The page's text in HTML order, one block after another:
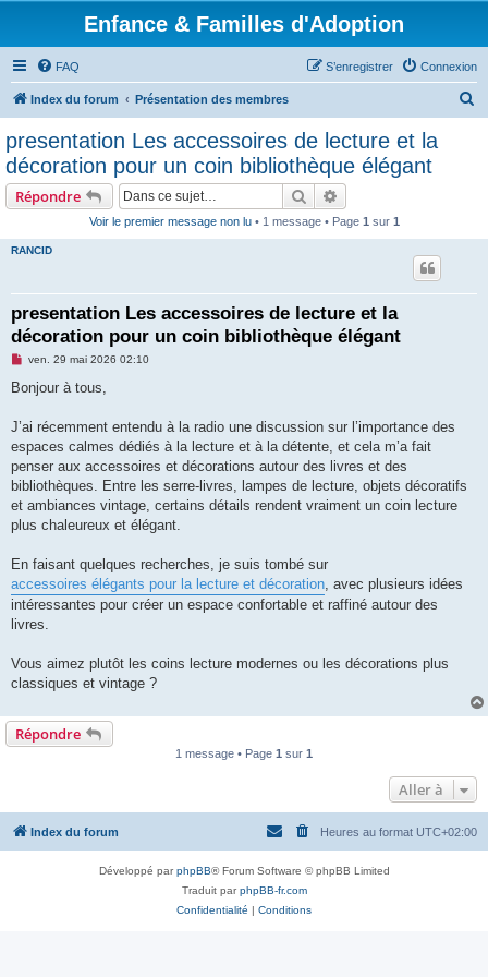
Enfance & Familles d'Adoption
FAQ Connexion
S’enregistrer
Index du forum Présentation des membres
presentation Les accessoires de lecture et la
décoration pour un coin bibliothèque élégant
Répondre Rechercher
Voir le premier message non lu• 1 message • Page 1 sur 1
RANCID
presentation Les accessoires de lecture et la
décoration pour un coin bibliothèque élégant
M
s
g
n
o
l
u
ven. 29 mai 2026 02:10
Bonjour à tous,
J’ai récemment entendu à la radio une discussion sur l’importance des
espaces calmes dédiés à la lecture et à la détente, et cela m’a fait
penser aux accessoires et décorations autour des livres et des
bibliothèques. Entre les serre-livres, lampes de lecture, objets décoratifs
et ambiances vintage, certains détails rendent vraiment un coin lecture
plus chaleureux et élégant.
En faisant quelques recherches, je suis tombé sur
accessoires élégants pour la lecture et décoration, avec plusieurs idées
intéressantes pour créer un espace confortable et raffiné autour des
livres.
Vous aimez plutôt les coins lecture modernes ou les décorations plus
classiques et vintage ?
Répondre
1 message • Page 1 sur 1
Aller à
Index du forum Heures au format UTC+02:00
Développé parphpBB® Forum Software © phpBB Limited
Traduit parphpBB-fr.com
Confidentialité | Conditions